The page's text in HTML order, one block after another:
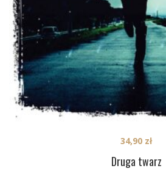
Druga twarz
34,90 zł